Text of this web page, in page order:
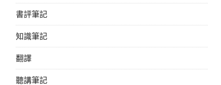
書評筆記
知識筆記
翻譯
聽講筆記